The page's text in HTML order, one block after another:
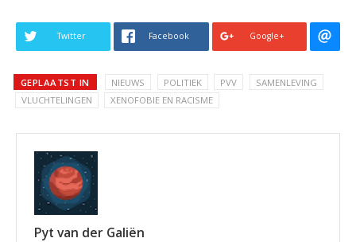
Twitter Facebook Google+
GEPLAATST IN NIEUWS POLITIEK PVV
SAMENLEVING
VLUCHTELINGEN
XENOFOBIE EN RACISME
Pyt van der Galiën